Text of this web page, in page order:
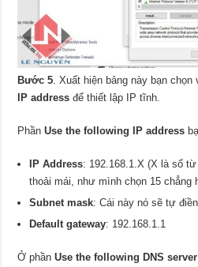
Bước 5 . Xuất hiện bảng này bạn
IP address để thiết lập IP tĩnh.
PhầnUse the following IP address
IP Address: 192.168.1.X (X là số
thoải mái, như mình chọn 15 chẳng
Subnet mask: Cái này nó sẽ tự
Default gateway: 192.168.1.1
Ở phầnUse the following DNS